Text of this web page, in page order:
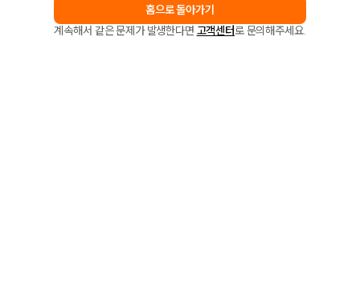
홈으로 돌아가기
계속해서 같은 문제가 발생한다면 고객센터로 문의해주세요.